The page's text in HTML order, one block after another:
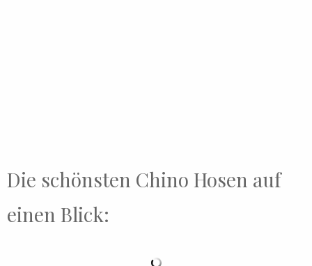
Die schönsten Chino Hosen auf
einen Blick: